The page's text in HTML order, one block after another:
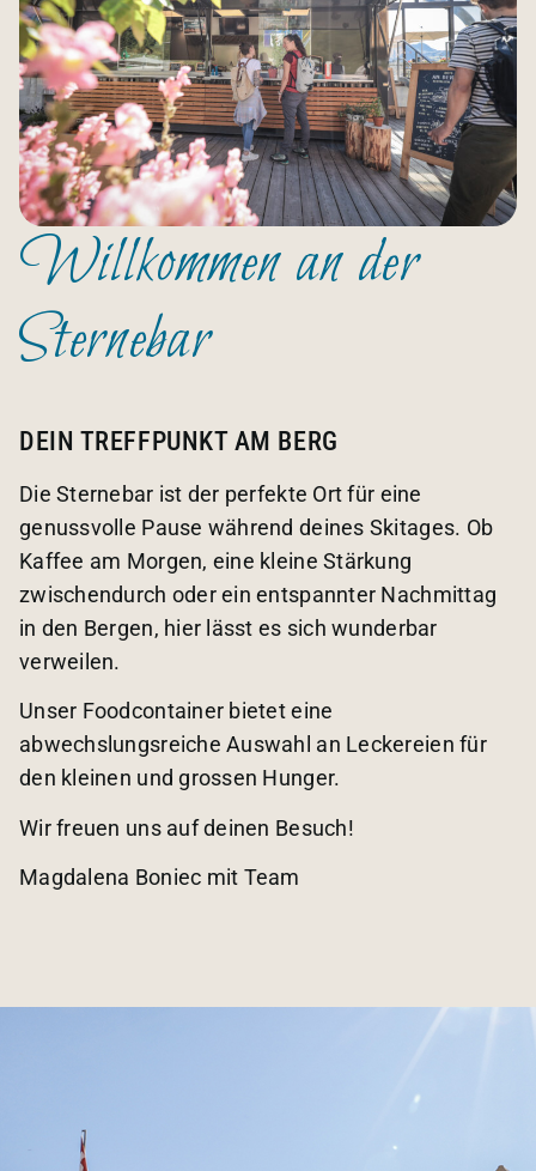
Willkommen an der
Sternebar
DEIN TREFFPUNKT AM BERG
Die Sternebar ist der perfekte Ort für eine
genussvolle Pause während deines Skitages. Ob
Kaffee am Morgen, eine kleine Stärkung
zwischendurch oder ein entspannter Nachmittag
in den Bergen, hier lässt es sich wunderbar
verweilen.
Unser Foodcontainer bietet eine
abwechslungsreiche Auswahl an Leckereien für
den kleinen und grossen Hunger.
Wir freuen uns auf deinen Besuch!
Magdalena Boniec mit Team